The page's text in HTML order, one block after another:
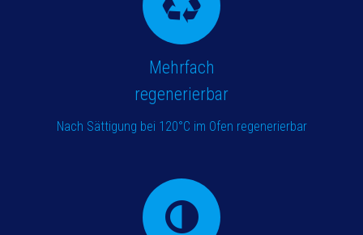
Mehrfach
regenerierbar
Nach Sättigung bei 120°C im Ofen regenerierbar